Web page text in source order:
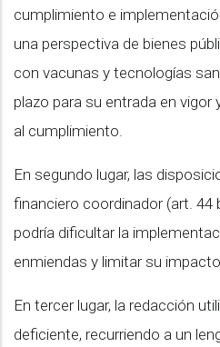
cumplimiento e
una perspectiva de bienes
con vacunas y tecnologías
plazo para su entrada en vigor
al cumplimiento.
En segundo lugar, las
financiero coordinador (art. 44
podría dificultar la
enmiendas y limitar su
En tercer lugar, la redacción
deficiente, recurriendo a un